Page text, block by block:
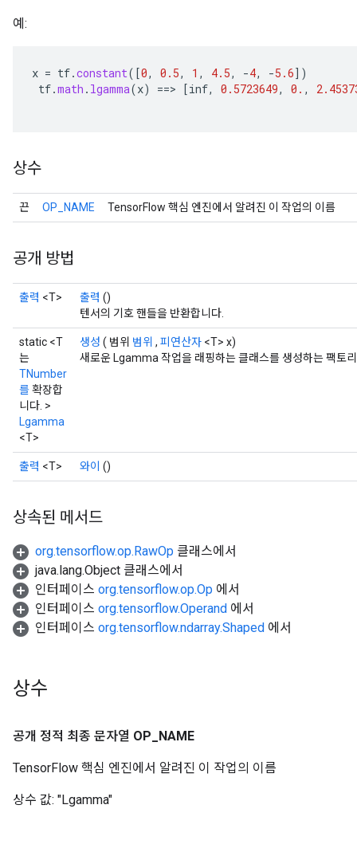
예:
x = tf.constant( [0, 0.5, 1 , 4.5, -4, -5.6] )
tf.math . lgamma(x) ==> [inf, 0.5723649, 0. ,
상수
끈 OP_NAME TensorFlow 핵심 엔진에서 알려진 이 작업의 이름
공개 방법
출력 <T> 출력 ()
텐서의 기호 핸들을 반환합니다.
static <T
는
TNumber
를확장합
니다. >
Lgamma
<T>
생성 ( 범위 범위 , 피연산자 <T> x)
새로운 Lgamma 작업을 래핑하는 클래스를 생성하는 팩토
출력 <T> 와이 ()
상속된 메서드
org.tensorflow.op.RawOp 클래스에서
java.lang.Object 클래스에서
인터페이스 org.tensorflow.op.Op 에서
인터페이스 org.tensorflow.Operand 에서
인터페이스 org.tensorflow.ndarray.Shaped 에서
상수
공개 정적 최종 문자열 OP NAME
TensorFlow 핵심 엔진에서 알려진 이 작업의 이름
상수 값: "Lgamma"